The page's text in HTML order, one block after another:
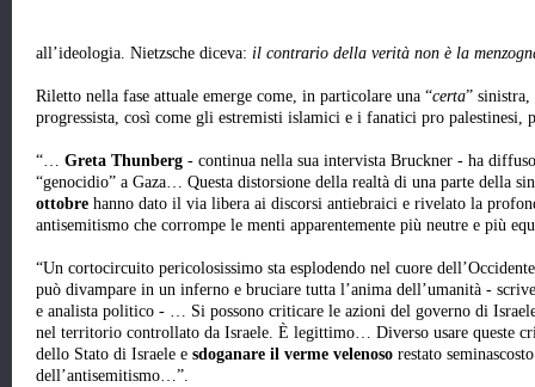
all’ideologia. Nietzsche diceva: il contrario della verità non è la
Riletto nella fase attuale emerge come, in particolare una “certa” sinistra,
progressista, così come gli estremisti islamici e i fanatici pro palestinesi,
“… Greta Thunberg - continua nella sua intervista Bruckner - ha
“genocidio” a Gaza… Questa distorsione della realtà di una parte della
ottobre hanno dato il via libera ai discorsi antiebraici e rivelato la
antisemitismo che corrompe le menti apparentemente più neutre e più
“Un cortocircuito pericolosissimo sta esplodendo nel cuore
può divampare in un inferno e bruciare tutta l’anima dell’umanità -
e analista politico - … Si possono criticare le azioni del governo di
nel territorio controllato da Israele. È legittimo… Diverso usare queste
dello Stato di Israele e sdoganare il verme velenoso restato
dell’antisemitismo…”.